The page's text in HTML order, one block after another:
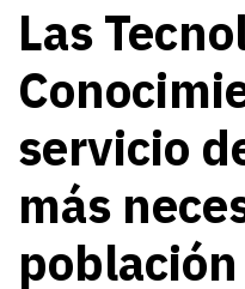
Las
servicio
más